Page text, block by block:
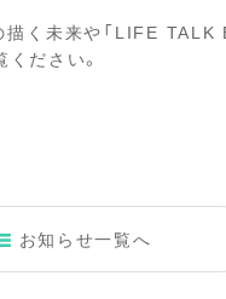
描く未来や「LIFE
ださい。
お知らせ一覧へ